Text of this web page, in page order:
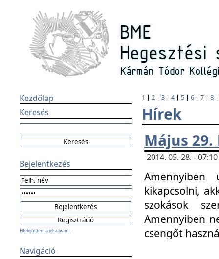
Kezdőlap
Keresés
Bejelentkezés
Elfelejtettem a jelszavam...
Navigáció
1 | 2 | 3 | 4| 5 | 6 | 7 | 8
Hírek
Május
2014. 05. 28. -
kikapcsolni,
szokások
Amennyiben
csengőt